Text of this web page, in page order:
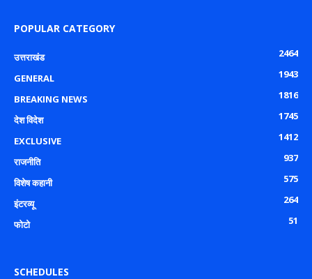
POPULAR CATEGORY
उत्तराखंड
2464
GENERAL
1943
BREAKING NEWS
1816
देश विदेश
1745
EXCLUSIVE
1412
राजनीति
937
विशेष कहानी
575
इंटरव्यू
264
फोटो
51
SCHEDULES